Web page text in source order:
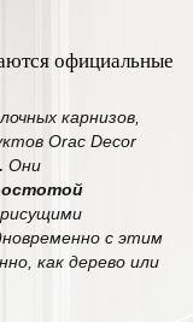
официальные
карнизов,
Orac Decor
Они
с этим
как дерево или